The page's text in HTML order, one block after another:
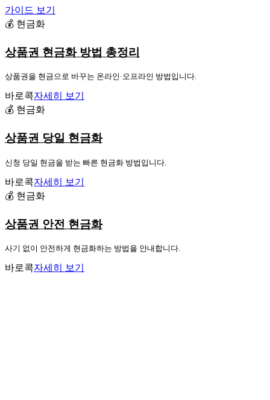
가이드 보기
💰 현금화
상품권 현금화 방법 총정리
상품권을 현금으로 바꾸는 온라인·오프라인 방법입니다.
바로콕자세히 보기
💰 현금화
상품권 당일 현금화
신청 당일 현금을 받는 빠른 현금화 방법입니다.
바로콕자세히 보기
💰 현금화
상품권 안전 현금화
사기 없이 안전하게 현금화하는 방법을 안내합니다.
바로콕자세히 보기